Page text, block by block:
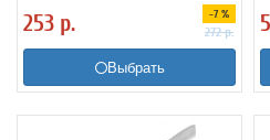
253 р. -7 %
272р.
Выбрать